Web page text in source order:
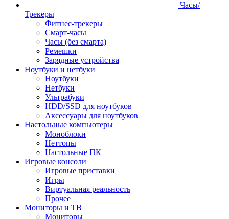
Часы/
Трекеры
Фитнес-трекеры
Смарт-часы
Часы (без смарта)
Ремешки
Зарядные устройства
Ноутбуки и нетбуки
Ноутбуки
Нетбуки
Ультрабуки
HDD/SSD для ноутбуков
Аксессуары для ноутбуков
Настольные компьютеры
Моноблоки
Неттопы
Настольные ПК
Игровые консоли
Игровые приставки
Игры
Виртуальная реальность
Прочее
Мониторы и ТВ
Мониторы